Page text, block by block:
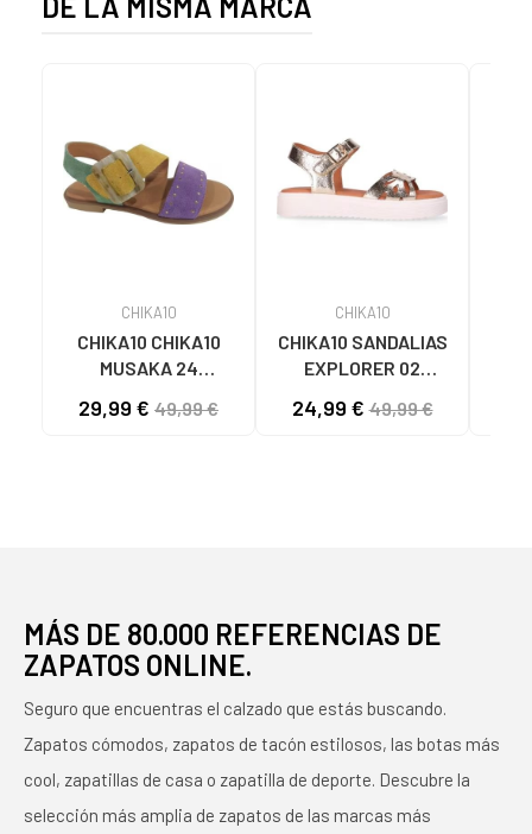
CHIKA10
CHIKA10 CHIKA10
MUSAKA 24
MULTICOLORES
29,99 € 49,99 €
CHIKA10
CHIKA10 SANDALIAS
EXPLORER 02
PLATAFORMA
24,99 €49,99 €
MÁS DE 80.000 REFERENCIAS DE
ZAPATOS ONLINE.
Seguro que encuentras el calzado que estás buscando.
Zapatos cómodos, zapatos de tacón estilosos, las botas más
cool, zapatillas de casa o zapatilla de deporte. Descubre la
selección más amplia de zapatos de las marcas más